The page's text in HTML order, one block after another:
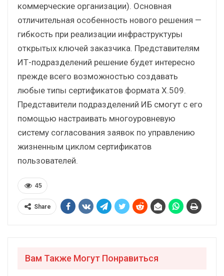
коммерческие организации). Основная
отличительная особенность нового решения —
гибкость при реализации инфраструктуры
открытых ключей заказчика. Представителям
ИТ-подразделений решение будет интересно
прежде всего возможностью создавать
любые типы сертификатов формата X.509.
Представители подразделений ИБ смогут с его
помощью настраивать многоуровневую
систему согласования заявок по управлению
жизненным циклом сертификатов
пользователей.
45
Share
Вам Также Могут Понравиться